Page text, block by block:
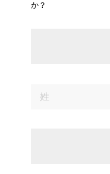
か？